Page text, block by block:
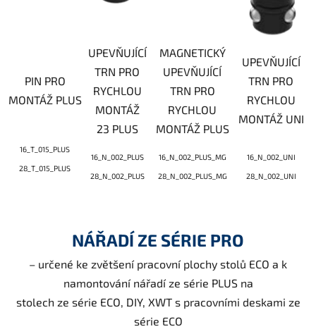
PIN PRO
MONTÁŽ PLUS
UPEVŇUJÍCÍ
TRN PRO
RYCHLOU
MONTÁŽ
23 PLUS
MAGNETICKÝ
UPEVŇUJÍCÍ
TRN PRO
RYCHLOU
MONTÁŽ PLUS
UPEVŇUJÍCÍ
TRN PRO
RYCHLOU
MONTÁŽ UNI
16_T_015_PLUS
28_T_015_PLUS
16_N_002_PLUS
28_N_002_PLUS
16_N_002_PLUS_MG
28_N_002_PLUS_MG
16_N_002_UNI
28_N_002_UNI
NÁŘADÍ ZE SÉRIE PRO
– určené ke zvětšení pracovní plochy stolů ECO a k
namontování nářadí ze série PLUS na
stolech ze série ECO, DIY, XWT s pracovními deskami ze
série ECO